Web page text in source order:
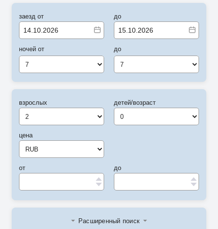
заезд от
ночей от
7
до
до
7
взрослых
цена
от
детей/возраст
до
Расширенный поиск